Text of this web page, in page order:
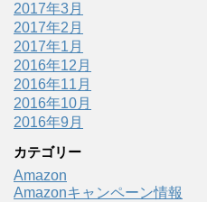
2017年3月
2017年2月
2017年1月
2016年12月
2016年11月
2016年10月
2016年9月
カテゴリー
Amazon
Amazonキャンペーン情報